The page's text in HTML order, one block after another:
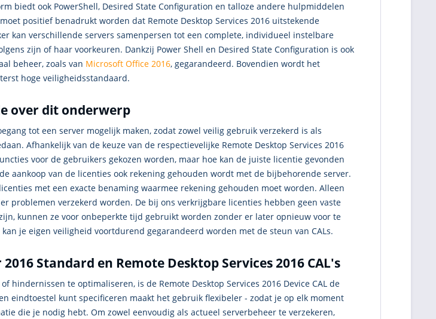
biedt ook PowerShell, Desired State Configuration en talloze andere hulpmiddelen
positief benadrukt worden dat Remote Desktop Services 2016 uitstekende
kan verschillende servers samenpersen tot een complete, individueel instelbare
zijn of haar voorkeuren. Dankzij Power Shell en Desired State Configuration is ook
beheer, zoals van Microsoft Office 2016, gegarandeerd. Bovendien wordt het
hoge veiligheidsstandaard.
over dit onderwerp
tot een server mogelijk maken, zodat zowel veilig gebruik verzekerd is als
Afhankelijk van de keuze van de respectievelijke Remote Desktop Services 2016
voor de gebruikers gekozen worden, maar hoe kan de juiste licentie gevonden
aankoop van de licenties ook rekening gehouden wordt met de bijbehorende server.
met een exacte benaming waarmee rekening gehouden moet worden. Alleen
problemen verzekerd worden. De bij ons verkrijgbare licenties hebben geen vaste
kunnen ze voor onbeperkte tijd gebruikt worden zonder er later opnieuw voor te
je eigen veiligheid voortdurend gegarandeerd worden met de steun van CALs.
Standard en Remote Desktop Services 2016 CAL's
hindernissen te optimaliseren, is de Remote Desktop Services 2016 Device CAL de
eindtoestel kunt specificeren maakt het gebruik flexibeler - zodat je op elk moment
die je nodig hebt. Om zowel eenvoudig als actueel serverbeheer te verzekeren,